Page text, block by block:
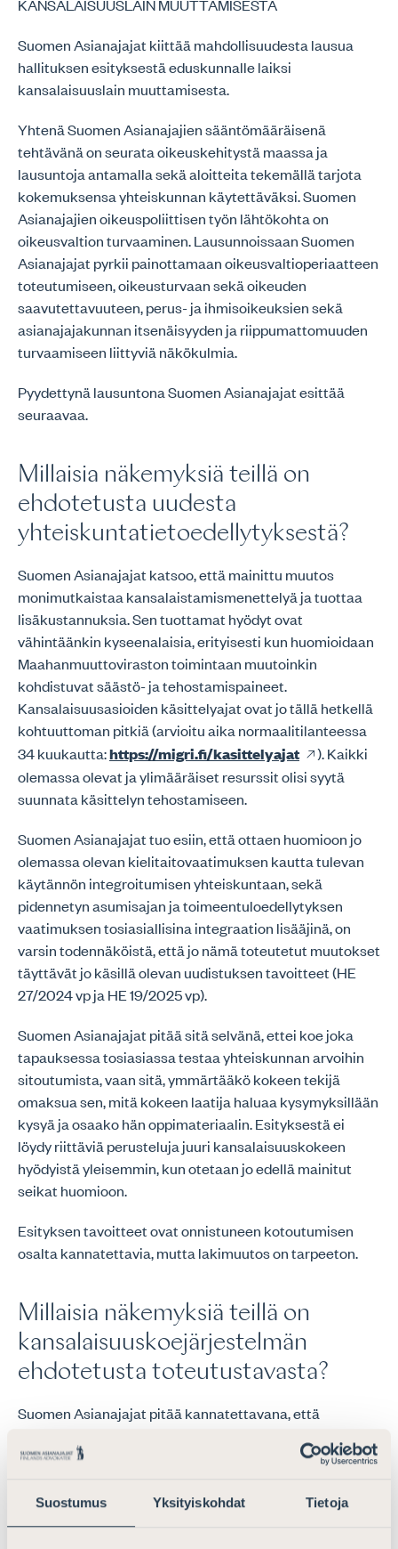
Suostumus Yksityiskohdat Tietoja
KANSALAISUUSLAIN MUUTTAMISESTA
Suomen Asianajajat kiittää mahdollisuudesta lausua
hallituksen esityksestä eduskunnalle laiksi
kansalaisuuslain muuttamisesta.
Yhtenä Suomen Asianajajien sääntömääräisenä
tehtävänä on seurata oikeuskehitystä maassa ja
lausuntoja antamalla sekä aloitteita tekemällä tarjota
kokemuksensa yhteiskunnan käytettäväksi. Suomen
Asianajajien oikeuspoliittisen työn lähtökohta on
oikeusvaltion turvaaminen. Lausunnoissaan Suomen
Asianajajat pyrkii painottamaan oikeusvaltioperiaatteen
toteutumiseen, oikeusturvaan sekä oikeuden
saavutettavuuteen, perus- ja ihmisoikeuksien sekä
asianajajakunnan itsenäisyyden ja riippumattomuuden
turvaamiseen liittyviä näkökulmia.
Pyydettynä lausuntona Suomen Asianajajat esittää
seuraavaa.
Millaisia näkemyksiä teillä on
ehdotetusta uudesta
yhteiskuntatietoedellytyksestä?
Suomen Asianajajat katsoo, että mainittu muutos
monimutkaistaa kansalaistamismenettelyä ja tuottaa
lisäkustannuksia. Sen tuottamat hyödyt ovat
vähintäänkin kyseenalaisia, erityisesti kun huomioidaan
Maahanmuuttoviraston toimintaan muutoinkin
kohdistuvat säästö- ja tehostamispaineet.
Kansalaisuusasioiden käsittelyajat ovat jo tällä hetkellä
kohtuuttoman pitkiä (arvioitu aika normaalitilanteessa
34 kuukautta:https://migri.fi/kasittelyajat
). Kaikki
olemassa olevat ja ylimääräiset resurssit olisi syytä
suunnata käsittelyn tehostamiseen.
Suomen Asianajajat tuo esiin, että ottaen huomioon jo
olemassa olevan kielitaitovaatimuksen kautta tulevan
käytännön integroitumisen yhteiskuntaan, sekä
pidennetyn asumisajan ja toimeentuloedellytyksen
vaatimuksen tosiasiallisina integraation lisääjinä, on
varsin todennäköistä, että jo nämä toteutetut muutokset
täyttävät jo käsillä olevan uudistuksen tavoitteet (HE
27/2024 vp ja HE 19/2025 vp).
Suomen Asianajajat pitää sitä selvänä, ettei koe joka
tapauksessa tosiasiassa testaa yhteiskunnan arvoihin
sitoutumista, vaan sitä, ymmärtääkö kokeen tekijä
omaksua sen, mitä kokeen laatija haluaa kysymyksillään
kysyä ja osaako hän oppimateriaalin. Esityksestä ei
löydy riittäviä perusteluja juuri kansalaisuuskokeen
hyödyistä yleisemmin, kun otetaan jo edellä mainitut
seikat huomioon.
Esityksen tavoitteet ovat onnistuneen kotoutumisen
osalta kannatettavia, mutta lakimuutos on tarpeeton.
Millaisia näkemyksiä teillä on
kansalaisuuskoejärjestelmän
ehdotetusta toteutustavasta?
Suomen Asianajajat pitää kannatettavana, että
Kansalaisuuskokeeseen osallistumisesta koituu
myötä, että mahdollisen työtulon menetyksen ja
matkustamisen vuoksi. Esityksessä ei ole riittävällä